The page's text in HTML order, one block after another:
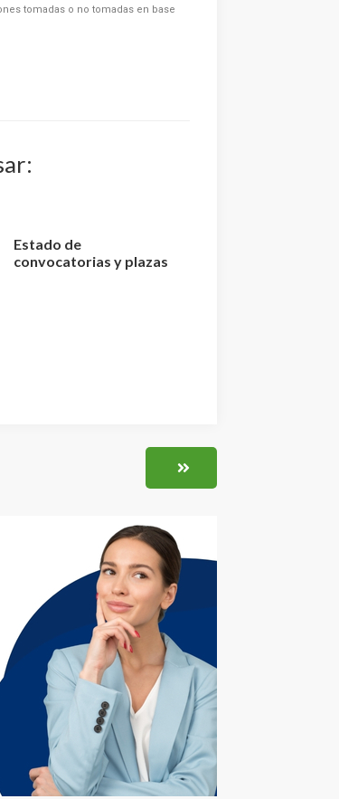
tomadas o no tomadas en base
Estado de
convocatorias y plazas